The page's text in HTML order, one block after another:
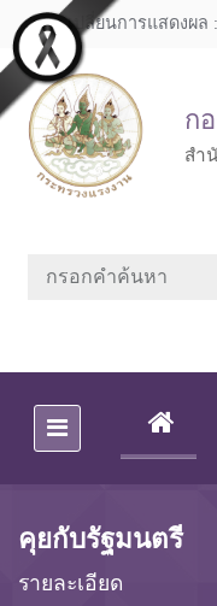
Skip to main content
เปลี่ยนการแสดงผล :
ก
สำ
คุยกับรัฐมนตรี
รายละเอียด